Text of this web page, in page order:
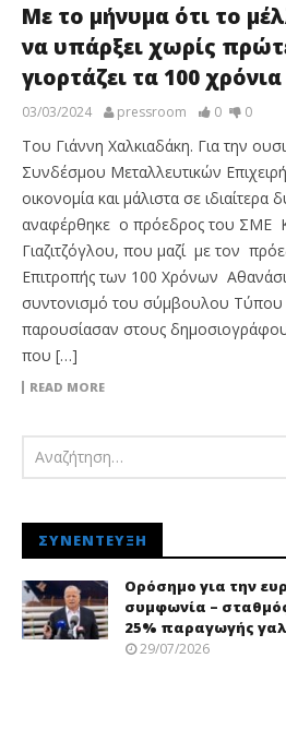
Με το μήνυμα ότι το
να υπάρξει χωρίς
γιορτάζει τα 100 χρόνια
03/03/2024 pressroom 0 0
Του Γιάννη Χαλκιαδάκη. Για την
Συνδέσμου Μεταλλευτικών
οικονομία και μάλιστα σε ιδιαίτερα
αναφέρθηκε ο πρόεδρος του ΣΜΕ
Γιαζιτζόγλου, που μαζί με τον
Επιτροπής των 100 Χρόνων
συντονισμό του σύμβουλου
παρουσίασαν στους
που […]
READ MORE
ΣΥΝΈΝΤΕΥΞΗ
Ορόσημο για την
συμφωνία – σταθμός
25% παραγωγής
29/07/2026